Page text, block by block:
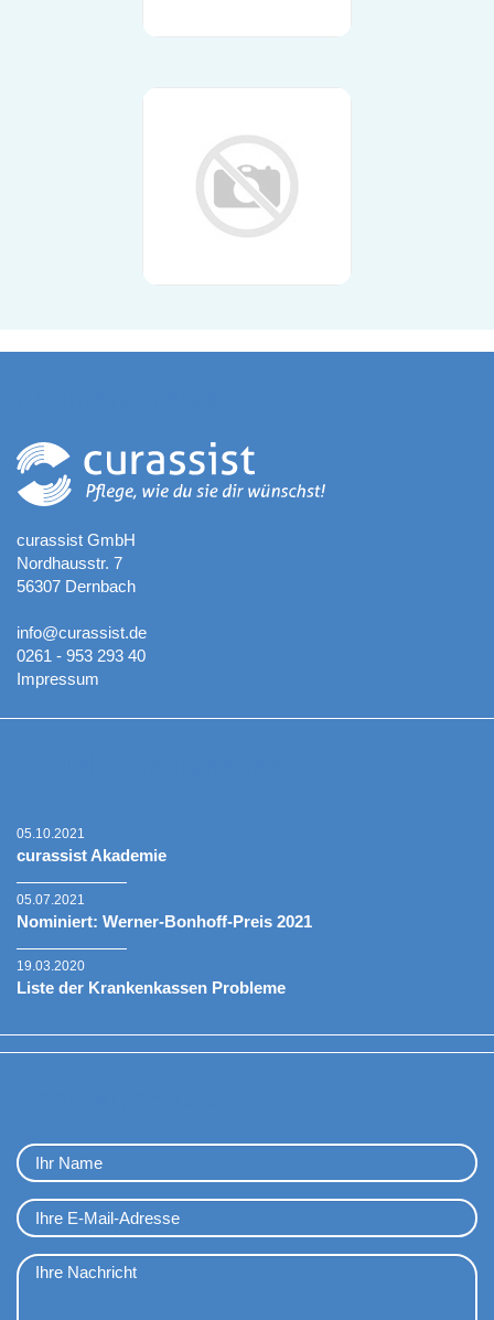
curassist GmbH
Nordhausstr. 7
56307 Dernbach
info@curassist.de
0261 - 953 293 40
Impressum
05.10.2021
curassist Akademie
05.07.2021
Nominiert: Werner-Bonhoff-Preis 2021
19.03.2020
Liste der Krankenkassen Probleme